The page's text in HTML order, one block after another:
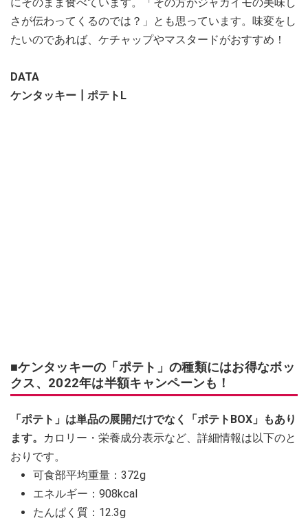
さが伝わってくるのでは？」とも思っています。味変をし
たいのであれば、ケチャップやマスタードがおすすめ！
DATA
ケンタッキー┃ポテトL
■ケンタッキーの「ポテト」の種類にはお得なボッ
クス、2022年は半額キャンペーンも！
「ポテト」は単品の展開だけでなく「ポテトBOX」もあり
ます。
カロリー・栄養成分表示など、詳細情報は以下のと
おりです。
可食部平均重量：372g
エネルギー：908kcal
たんぱく質：12.3g